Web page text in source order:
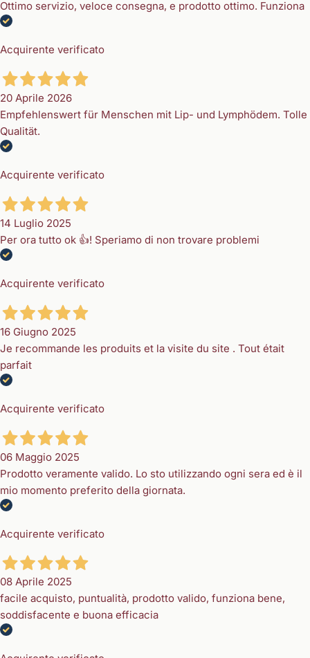
Ottimo servizio, veloce consegna, e prodotto ottimo. Funziona
Acquirente verificato
20 Aprile 2026
Empfehlenswert für Menschen mit Lip- und Lymphödem. Tolle
Qualität.
Acquirente verificato
14 Luglio 2025
Per ora tutto ok 👍! Speriamo di non trovare problemi
Acquirente verificato
16 Giugno 2025
Je recommande les produits et la visite du site . Tout était
parfait
Acquirente verificato
06 Maggio 2025
Prodotto veramente valido. Lo sto utilizzando ogni sera ed è il
mio momento preferito della giornata.
Acquirente verificato
08 Aprile 2025
facile acquisto, puntualità, prodotto valido, funziona bene,
soddisfacente e buona efficacia